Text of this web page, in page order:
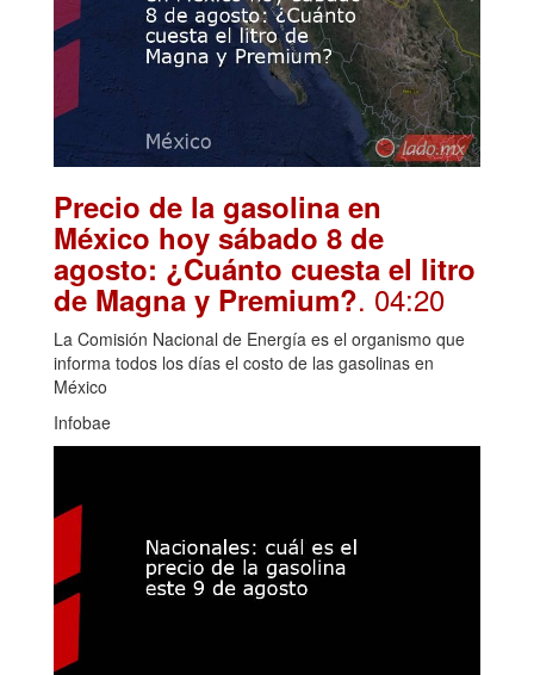
Precio de la gasolina en
México hoy sábado 8 de
agosto: ¿Cuánto cuesta el litro
de Magna y Premium?. 04:20
La Comisión Nacional de Energía es el organismo que
informa todos los días el costo de las gasolinas en
México
Infobae